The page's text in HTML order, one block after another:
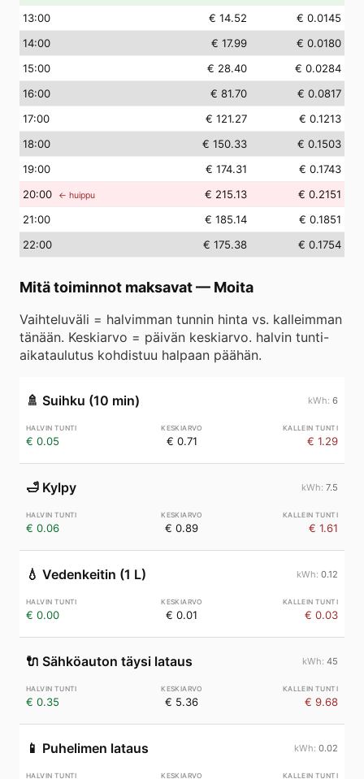
13:00 € 14.52
€ 0.0145
14:00 € 17.99
€ 0.0180
15:00 € 28.40
€ 0.0284
16:00 € 81.70
€ 0.0817
17:00 € 121.27
€ 0.1213
18:00 € 150.33
€ 0.1503
19:00 € 174.31
€ 0.1743
20:00 ← huippu € 215.13
€ 0.2151
21:00 € 185.14
€ 0.1851
22:00 € 175.38 € 0.1754
Mitä toiminnot maksavat— Moita
Vaihteluväli = halvimman tunnin hinta vs. kalleimman
tänään. Keskiarvo = päivän keskiarvo. halvin tunti-
aikataulutus kohdistuu halpaan päähän.
🚿 Suihku (10 min) 6
€ 0.05 € 0.71 € 1.29
🛁 Kylpy 7.5
€ 0.06 € 0.89 € 1.61
💧 Vedenkeitin (1 L) 0.12
€ 0.00 € 0.01 € 0.03
🔌 Sähköauton täysi lataus 45
€ 0.35 € 5.36 € 9.68
📱 Puhelimen lataus 0.02